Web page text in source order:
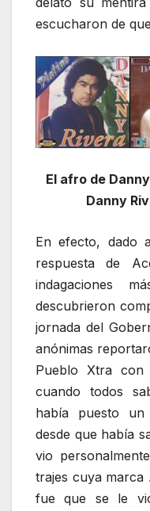
escucharon de
El afro de
Danny
En efecto, dado
respuesta de
indagaciones
descubrieron
jornada del
anónimas
Pueblo Xtra con
cuando todos
había puesto
desde que había
vio
trajes cuya marca
fue que se le